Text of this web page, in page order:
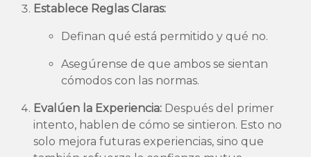
Establece Reglas Claras:
Definan qué está permitido y qué no.
Asegúrense de que ambos se sientan
cómodos con las normas.
Evalúen la Experiencia: Después del primer
intento, hablen de cómo se sintieron. Esto no
solo mejora futuras experiencias, sino que